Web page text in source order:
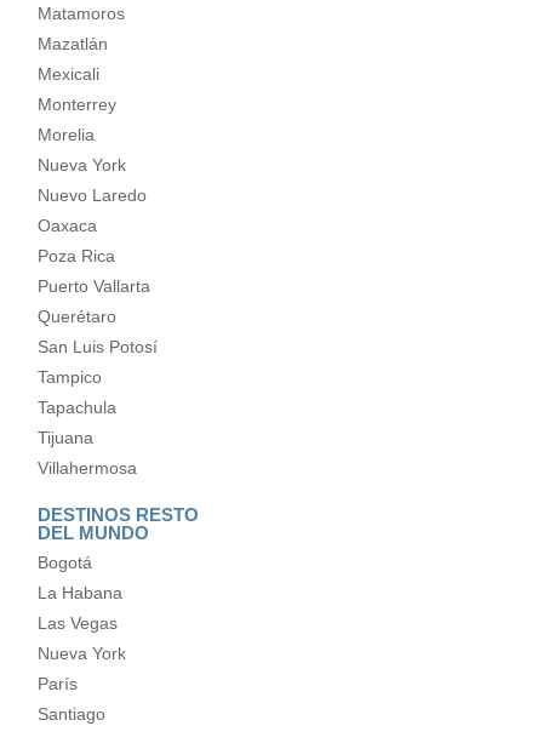
Matamoros
Mazatlán
Mexicali
Monterrey
Morelia
Nueva York
Nuevo Laredo
Oaxaca
Poza Rica
Puerto Vallarta
Querétaro
San Luis Potosí
Tampico
Tapachula
Tijuana
Villahermosa
DESTINOS RESTO
DEL MUNDO
Bogotá
La Habana
Las Vegas
Nueva York
París
Santiago